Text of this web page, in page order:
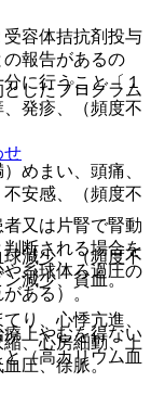
容体拮抗剤投与
報告があるの
に行うこと〔１
又は片腎で腎動
断される場合を
糸球体ろ過圧の
ある）。
上やむを得ない
（高カリウム血
発疹、（頻度不
めまい、頭痛、
安感、（頻度不
減少、（頻度不
減少、貧血。
り、心悸亢進、
、心房細動、上
圧、徐脈。
したプログラム
せ